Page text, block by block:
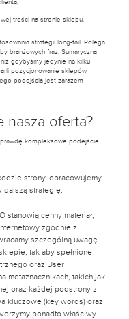
treści na stronie sklepu.
strategii long-tail. Polega
branżowych fraz. Sumaryczna
gdybyśmy jedynie na kilku
pozycjonowanie sklepów
podejścia jest zarazem
nasza oferta?
kompleksowe podejście.
strony, opracowujemy
dalszą strategię;
stanowią cenny materiał,
zgodnie z
szczególną uwagę
tak aby spełnione
oraz User
metaznacznikach, takich jak
oraz każdej podstrony z
kluczowe (key words) oraz
ponadto właściwy